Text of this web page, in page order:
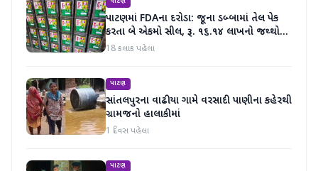
પાટણમાં FDAના દરોડા: જૂના ડબ્બામાં તેલ પેક
કરતા બે એકમો સીલ, રૂ. ૧૬.૧૪ લાખનો જથ્થો
જપ્ત
18 કલાક પહેલા
પાટણ
સાંતલપુરના વાઢીયા ગામે વરસાદી પાણીના કહેરથી
ગ્રામજનો હાલાકીમાં
1 દિવસ પહેલા
પાટણ